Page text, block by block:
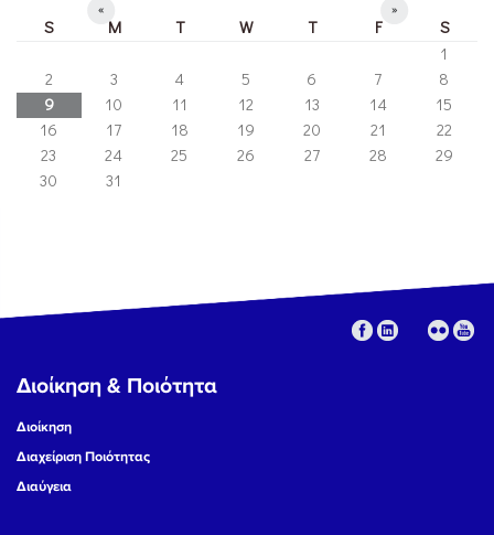
« »
S M T W T F
S
1
2
3 4 5 6 7
8
9
10 11 12 13 14
15
16
17 18 19 20 21
22
23
24 25 26 27 28
29
30
31
Διοίκηση & Ποιότητα
Διοίκηση
Διαχείριση Ποιότητας
Διαύγεια